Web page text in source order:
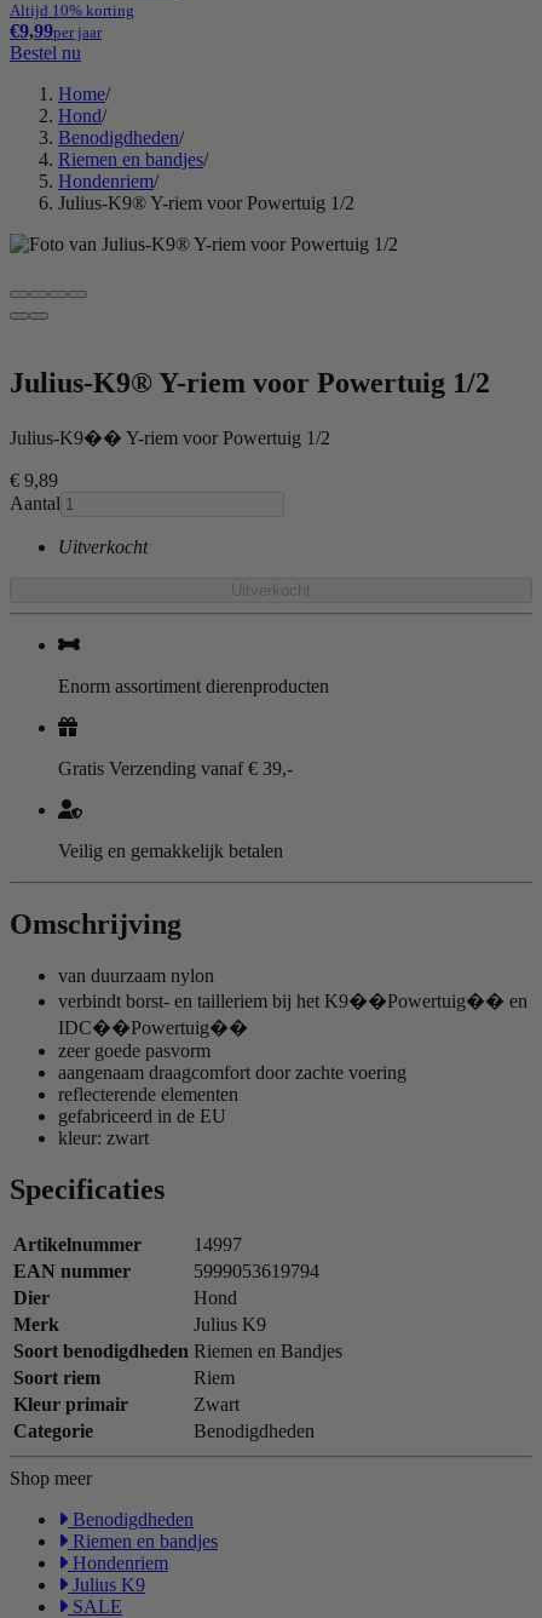
Altijd 10% korting
€9,99per jaar
Bestel nu
Home/
Hond/
Benodigdheden/
Riemen en bandjes/
Hondenriem/
Julius-K9® Y-riem voor Powertuig 1/2
Julius-K9® Y-riem voor Powertuig 1/2
Julius-K9�� Y-riem voor Powertuig 1/2
€ 9,89
Aantal
Uitverkocht
Uitverkocht
Enorm assortiment dierenproducten
Gratis Verzending vanaf € 39,-
Veilig en gemakkelijk betalen
Omschrijving
van duurzaam nylon
verbindt borst- en tailleriem bij het K9��Powertuig�� en
IDC��Powertuig��
zeer goede pasvorm
aangenaam draagcomfort door zachte voering
reflecterende elementen
gefabriceerd in de EU
kleur: zwart
Specificaties
Artikelnummer
14997
EAN nummer
5999053619794
Dier
Hond
Merk
Julius K9
Soort benodigdheden Riemen en Bandjes
Soort riem
Riem
Kleur primair
Zwart
Categorie
Benodigdheden
Shop meer
Benodigdheden
Riemen en bandjes
Hondenriem
Julius K9
SALE